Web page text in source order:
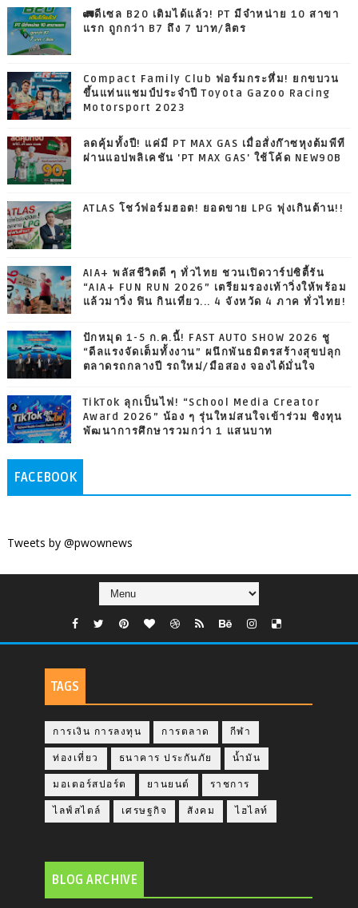
🚛ดีเซล B20 เติมได้แล้ว! PT มีจำหน่าย 10 สาขา
แรก ถูกกว่า B7 ถึง 7 บาท/ลิตร
Compact Family Club ฟอร์มกระหึ่ม! ยกขบวน
ขึ้นแท่นแชมป์ประจำปี Toyota Gazoo Racing
Motorsport 2023
ลดคุ้มทั้งปี! แค่มี PT MAX GAS เมื่อสั่งก๊าซหุงต้มพีที
ผ่านแอปพลิเคชัน 'PT MAX GAS' ใช้โค้ด NEW90B
ATLAS โชว์ฟอร์มฮอต! ยอดขาย LPG พุ่งเกินต้าน!!
AIA+ พลัสชีวิตดี ๆ ทั่วไทย ชวนเปิดวาร์ปซิตี้รัน
“AIA+ FUN RUN 2026” เตรียมรองเท้าวิ่งให้พร้อม
แล้วมาวิ่ง ฟิน กินเที่ยว... 4 จังหวัด 4 ภาค ทั่วไทย!
ปักหมุด 1-5 ก.ค.นี้! FAST AUTO SHOW 2026 ชู
“ดีลแรงจัดเต็มทั้งงาน” ผนึกพันธมิตรสร้างสุขปลุก
ตลาดรถกลางปี รถใหม่/มือสอง จองได้มั่นใจ
TikTok ลุกเป็นไฟ! “School Media Creator
Award 2026” น้อง ๆ รุ่นใหม่สนใจเข้าร่วม ชิงทุน
พัฒนาการศึกษารวมกว่า 1 แสนบาท
FACEBOOK
Tweets by @pwownews
TAGS
การเงิน การลงทุน การตลาด กีฬา
ท่องเที่ยว ธนาคาร ประกันภัย น้ำมัน
มอเตอร์สปอร์ต ยานยนต์ ราชการ
ไลฟ์สไตล์ เศรษฐกิจ สังคม ไฮไลท์
BLOG ARCHIVE